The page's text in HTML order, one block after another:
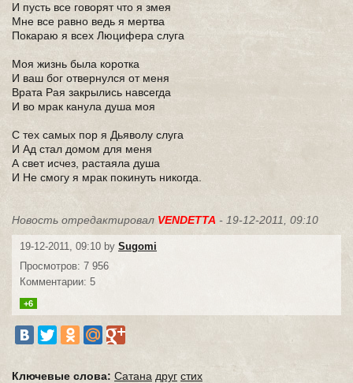
И пусть все говорят что я змея
Мне все равно ведь я мертва
Покараю я всех Люцифера слуга
Моя жизнь была коротка
И ваш бог отвернулся от меня
Врата Рая закрылись навсегда
И во мрак канула душа моя
С тех самых пор я Дьяволу слуга
И Ад стал домом для меня
А свет исчез, растаяла душа
И Не смогу я мрак покинуть никогда.
Новость отредактировал VENDETTA - 19-12-2011, 09:10
19-12-2011, 09:10 by Sugomi
Просмотров: 7 956
Комментарии: 5
+6
Ключевые слова: Сатана друг стих